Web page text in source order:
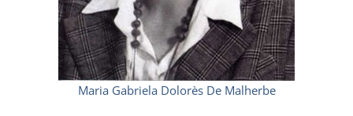
Maria Gabriela Dolorès De Malherbe